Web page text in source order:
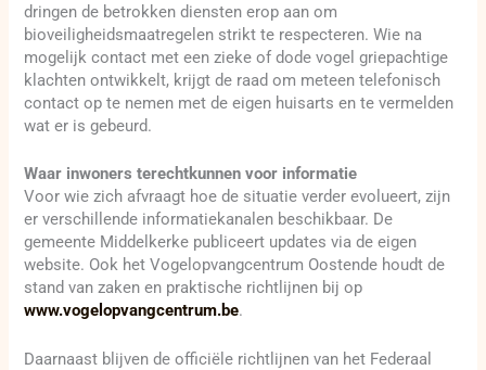
dringen de betrokken diensten erop aan om
bioveiligheidsmaatregelen strikt te respecteren. Wie na
mogelijk contact met een zieke of dode vogel griepachtige
klachten ontwikkelt, krijgt de raad om meteen telefonisch
contact op te nemen met de eigen huisarts en te vermelden
wat er is gebeurd.
Waar inwoners terechtkunnen voor informatie
Voor wie zich afvraagt hoe de situatie verder evolueert, zijn
er verschillende informatiekanalen beschikbaar. De
gemeente Middelkerke publiceert updates via de eigen
website. Ook het Vogelopvangcentrum Oostende houdt de
stand van zaken en praktische richtlijnen bij op
www.vogelopvangcentrum.be.
Daarnaast blijven de officiële richtlijnen van het Federaal